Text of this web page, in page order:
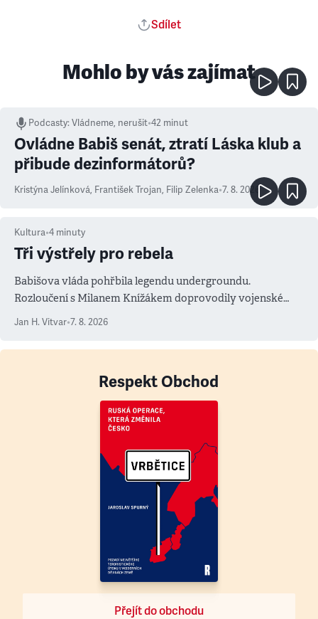
Sdílet
Mohlo by vás zajímat
Podcasty:Vládneme, nerušit•42 minut
Ovládne Babiš senát, ztratí Láska klub a
přibude dezinformátorů?
Kristýna Jelínková, František Trojan, Filip Zelenka•7. 8. 2026
Kultura•4 minuty
Tři výstřely pro rebela
Babišova vláda pohřbila legendu undergroundu.
Rozloučení s Milanem Knížákem doprovodily vojenské
salvy i kritika pokrokářů
Jan H. Vitvar•7. 8. 2026
Respekt Obchod
Přejít do obchodu